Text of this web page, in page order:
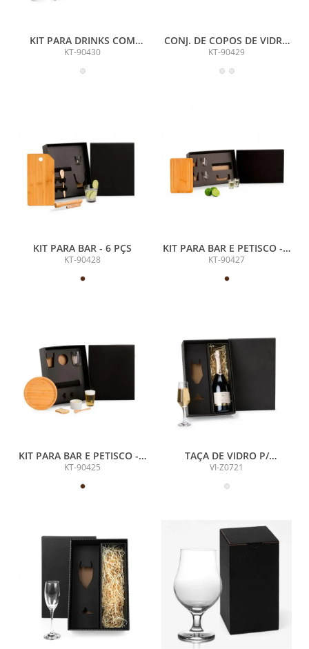
KIT PARA DRINKS COM
BALDE - NÃO ACOMPANHA
KT-90430
CONJ. DE COPOS DE VIDRO
- 4 PÇS
KT-90429
KIT PARA BAR - 6 PÇS
KT-90428
KIT PARA BAR E PETISCO - 5
PÇS
KT-90427
KIT PARA BAR E PETISCO - 5
PÇS
KT-90425
TAÇA DE VIDRO P/
CHAMPAGNE 190 ML - NÃO
VI-Z0721